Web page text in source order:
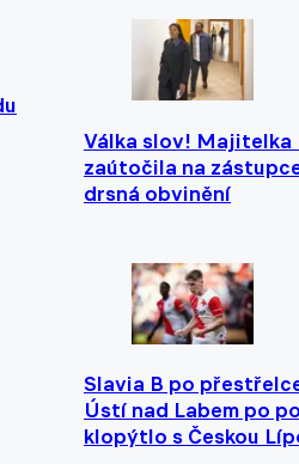
Válka slov! Majitelka
zaútočila na
drsná obvinění
Slavia B po
Ústí nad Labem po
klopýtlo s Českou